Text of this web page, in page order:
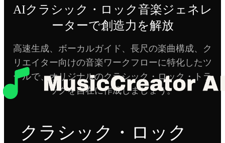
AIクラシック・ロック音楽ジェネレ
ーターで創造力を解放
高速生成、ボーカルガイド、長尺の楽曲構成、ク
リエイター向けの音楽ワークフローに特化したツ
ールで、オリジナルのクラシック・ロック・トラ
ックを自在に作成しましょう。
クラシック・ロック